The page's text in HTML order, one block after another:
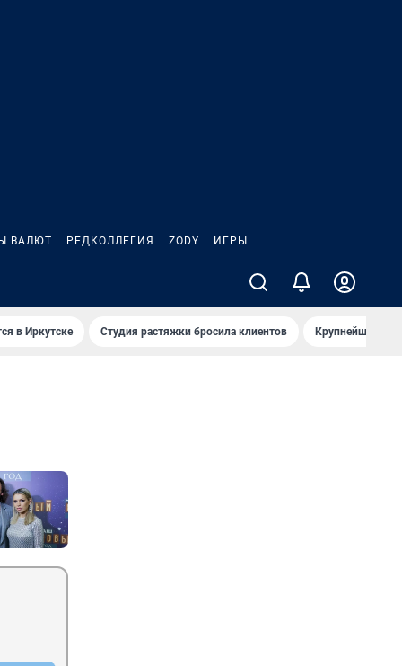
ВАЛЮТ РЕДКОЛЛЕГИЯ ZODY ИГРЫ
в Иркутске Студия растяжки бросила клиентов Крупнейшие